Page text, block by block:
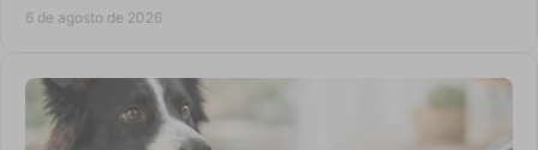
6 de agosto de 2026